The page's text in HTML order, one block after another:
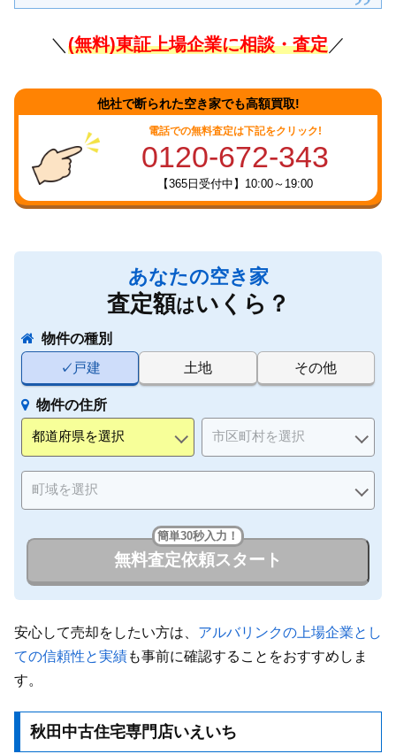
＼ (無料)東証上場企業に相談・査定／
他社で断られた空き家でも高額買取!
電話での無料査定は下記をクリック!
0120-672-343
【365日受付中】10:00～19:00
あなたの空き家
査定額はいくら？
物件の種別
戸建
土地 その他
物件の住所
簡単30秒入力！
無料査定依頼スタート
安心して売却をしたい方は、 アルバリンクの上場企業とし
ての信頼性と実績も事前に確認することをおすすめしま
す。
秋田中古住宅専門店いえいち